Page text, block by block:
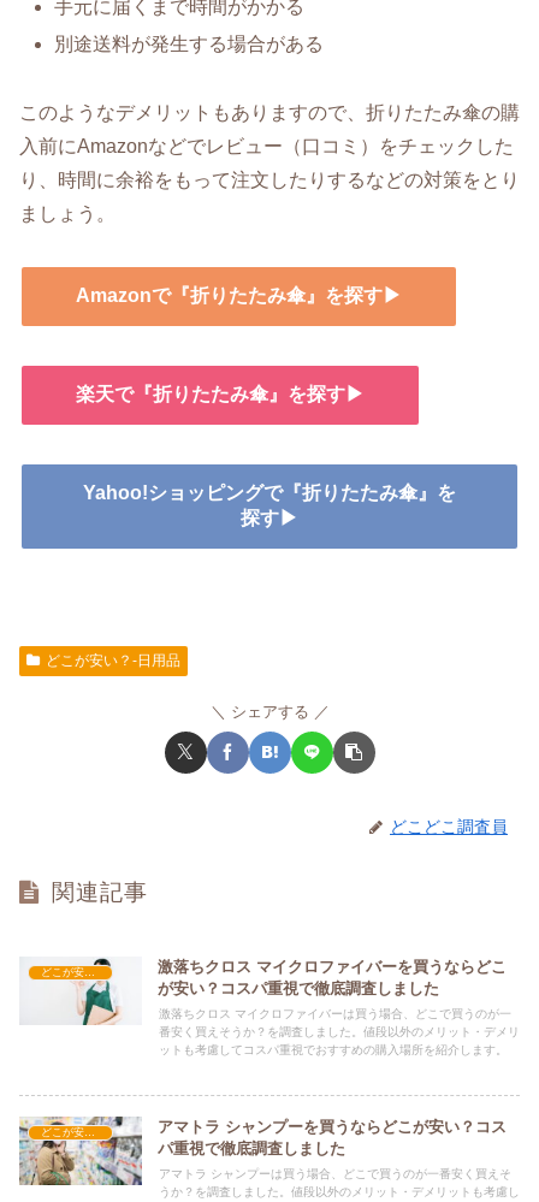
手元に届くまで時間がかかる
別途送料が発生する場合がある
このようなデメリットもありますので、折りたたみ傘の購
入前にAmazonなどでレビュー（口コミ）をチェックした
り、時間に余裕をもって注文したりするなどの対策をとり
ましょう。
Amazonで『折りたたみ傘』を探す▶
楽天で『折りたたみ傘』を探す▶
Yahoo!ショッピングで『折りたたみ傘』を
探す▶
どこが安い？-日用品
シェアする
どこどこ調査員
関連記事
どこが安い？-日用品
激落ちクロス マイクロファイバーを買うならどこ
が安い？コスパ重視で徹底調査しました
激落ちクロス マイクロファイバーは買う場合、どこで買うのが一
番安く買えそうか？を調査しました。値段以外のメリット・デメリ
ットも考慮してコスパ重視でおすすめの購入場所を紹介します。
どこが安い？-日用品
アマトラ シャンプーを買うならどこが安い？コス
パ重視で徹底調査しました
アマトラ シャンプーは買う場合、どこで買うのが一番安く買えそ
うか？を調査しました。値段以外のメリット・デメリットも考慮し